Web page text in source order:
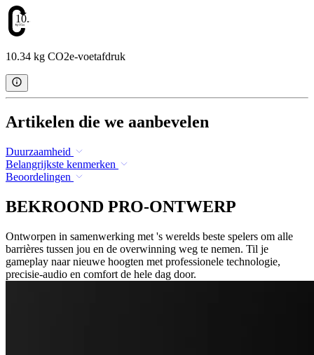
10.34
10.34 kg CO2e-voetafdruk
Artikelen die we aanbevelen
Duurzaamheid
Belangrijkste kenmerken
Beoordelingen
BEKROOND PRO-ONTWERP
Ontworpen in samenwerking met 's werelds beste spelers om alle
barrières tussen jou en de overwinning weg te nemen. Til je
gameplay naar nieuwe hoogten met professionele technologie,
precisie-audio en comfort de hele dag door.